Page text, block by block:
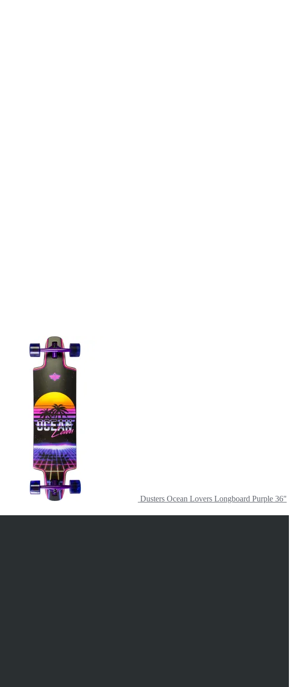
Dusters Ocean Lovers Longboard Purple 36"